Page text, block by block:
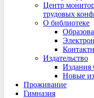
Центр
трудовых
О библиотеке
Издательство
Новые
Проживание
Гимназия